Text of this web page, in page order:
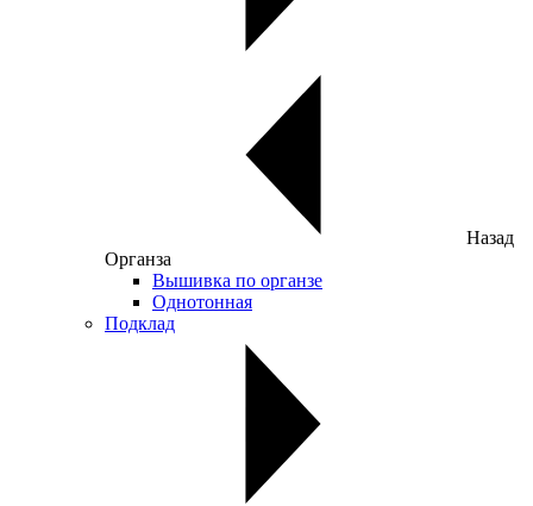
Назад
Органза
Вышивка по органзе
Однотонная
Подклад